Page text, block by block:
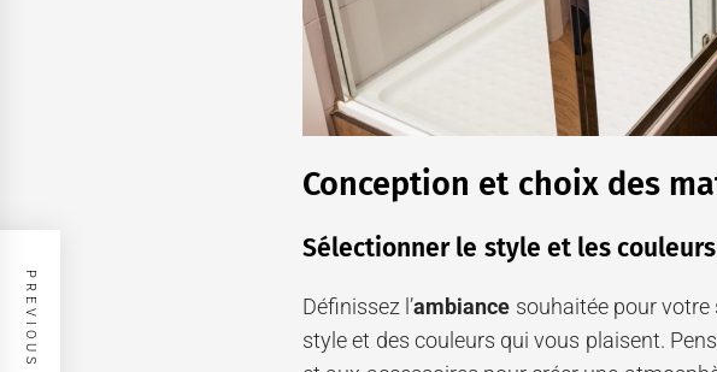
Conception et choix des
Sélectionner le style et les couleurs
Définissez l’ambiance souhaitée pour
style et des couleurs qui vous plaisent.